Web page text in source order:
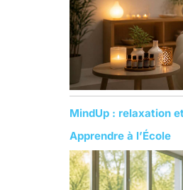
r
:
MindUp : relaxation
Apprendre à l’École